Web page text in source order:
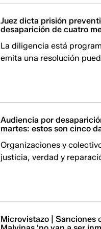
Juez dicta prisión
desaparición de cuatro
La diligencia está
emita una resolución
Audiencia por
martes: estos son cinco
Organizaciones y
justicia, verdad y
Microvistazo | Sanciones